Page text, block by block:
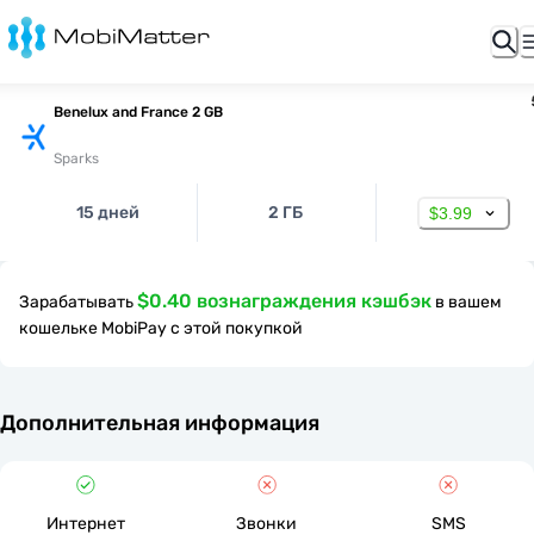
Benelux and France 2 GB
Sparks
15 дней 2 ГБ $3.99
Зарабатывать$0.40 вознаграждения кэшбэк в вашем
кошельке MobiPay с этой покупкой
Дополнительная информация
Интернет Звонки SMS